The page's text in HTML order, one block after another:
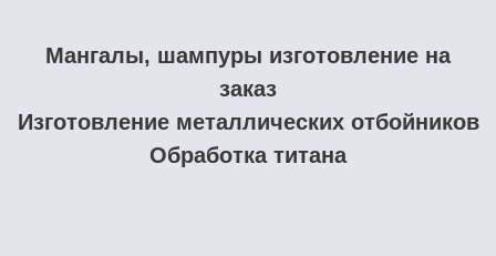
Мангалы, шампуры изготовление на
заказ
Изготовление металлических отбойников
Обработка титана